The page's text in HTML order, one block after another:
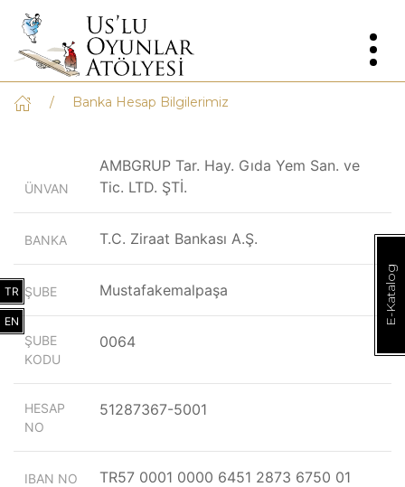
Banka Hesap Bilgilerimiz
ÜNVAN
AMBGRUP Tar. Hay. Gıda Yem San. ve
Tic. LTD. ŞTİ.
BANKA T.C. Ziraat Bankası A.Ş.
ŞUBE Mustafakemalpaşa
ŞUBE
KODU
0064
HESAP
NO
51287367-5001
IBAN NO TR57 0001 0000 6451 2873 6750 01
E-Katalog
TR
EN